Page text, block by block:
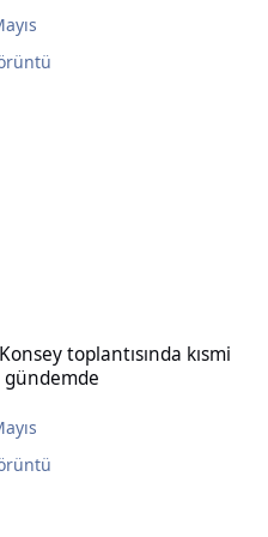
toplantısında kısmi
gündemde